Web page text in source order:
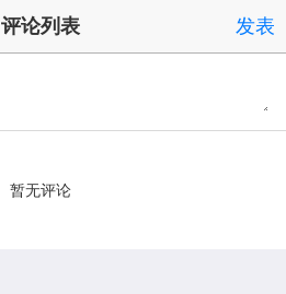
评论列表 发表
暂无评论